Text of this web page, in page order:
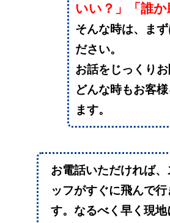
いい？」「誰か
そんな時は、まず
ださい。
お話をじっくりお
どんな時もお客
ます。
お電話いただければ、
ッフがすぐに飛んで行
す。なるべく早く現地